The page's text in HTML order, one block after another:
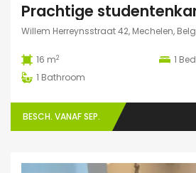
Willem Herreynsstraat 42, Mechelen,
16 m2 1
1 Bathroom
BESCH. VANAF SEP.